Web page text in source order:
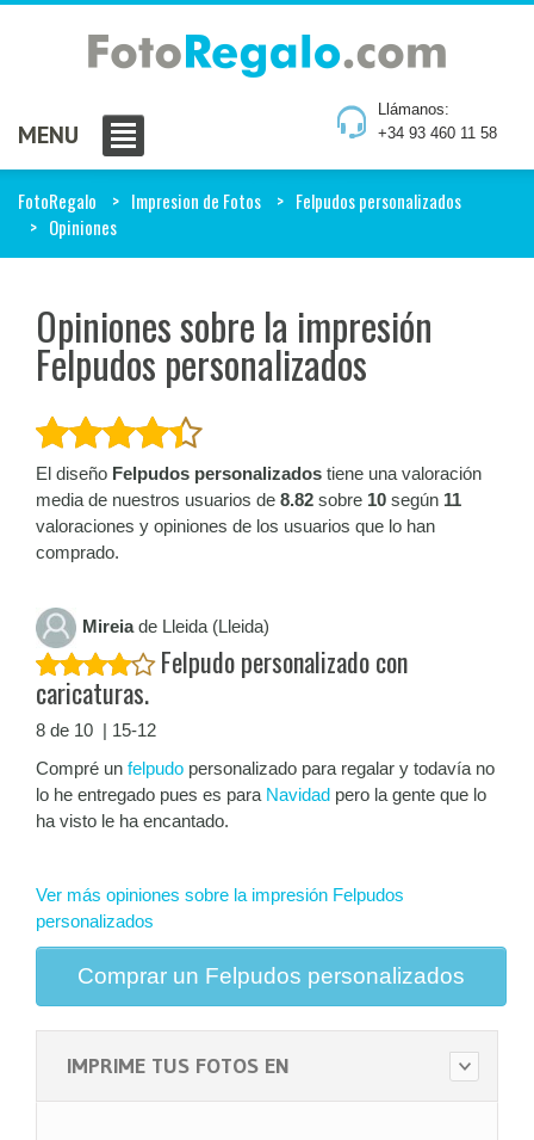
Llámanos:
+34 93 460 11 58
MENU
FotoRegalo Impresion de Fotos
Felpudos personalizados
Opiniones
Opiniones sobre la impresión
Felpudos personalizados
El diseño Felpudos personalizados tiene una valoración
media de nuestros usuarios de 8.82 sobre 10 según 11
valoraciones y opiniones de los usuarios que lo han
comprado.
Mireiade Lleida (Lleida)
Felpudo personalizado con
caricaturas.
8 de 10 | 15-12
Compré un felpudo personalizado para regalar y todavía no
lo he entregado pues es para Navidad pero la gente que lo
ha visto le ha encantado.
Ver más opiniones sobre la impresión Felpudos
personalizados
Comprar un Felpudos personalizados
IMPRIME TUS FOTOS EN